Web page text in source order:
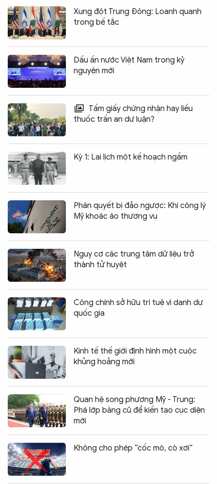
Xung đột Trung Đông: Loanh quanh
trong bế tắc
Dấu ấn nước Việt Nam trong kỷ
nguyên mới
Tấm giấy chứng nhận hay liều
thuốc trấn an dư luận?
Kỳ 1: Lai lịch một kế hoạch ngầm
Phán quyết bị đảo ngược: Khi công lý
Mỹ khoác áo thương vụ
Nguy cơ các trung tâm dữ liệu trở
thành tử huyệt
Công chính sở hữu trí tuệ vì danh dự
quốc gia
Kinh tế thế giới định hình một cuộc
khủng hoảng mới
Quan hệ song phương Mỹ - Trung:
Phá lớp băng cũ để kiến tạo cục diện
mới
Không cho phép “cốc mò, cò xơi”